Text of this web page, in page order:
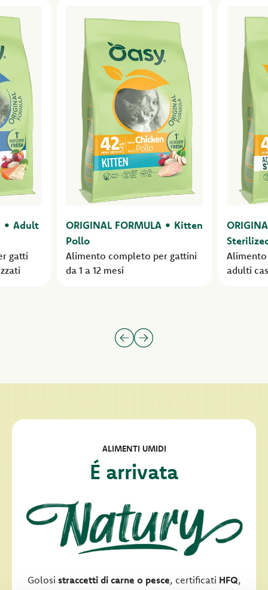
• Adult
gatti
ORIGINAL FORMULA • Kitten
Pollo
Alimento completo per gattini
da 1 a 12 mesi
adulti
ALIMENTI UMIDI
É arrivata
Golosi straccetti di carne o pesce, certificati HFQ,